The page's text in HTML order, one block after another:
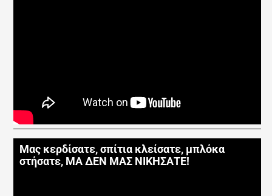
Μας κερδίσατε, σπίτια κλείσατε, μπλόκα
στήσατε, ΜΑ ΔΕΝ ΜΑΣ ΝΙΚΗΣΑΤΕ!